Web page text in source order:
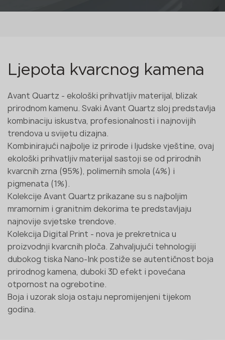
Ljepota kvarcnog kamena
Avant Quartz - ekološki prihvatljiv materijal, blizak
prirodnom kamenu. Svaki Avant Quartz sloj predstavlja
kombinaciju iskustva, profesionalnosti i najnovijih
trendova u svijetu dizajna.
Kombinirajući najbolje iz prirode i ljudske vještine, ovaj
ekološki prihvatljiv materijal sastoji se od prirodnih
kvarcnih zrna (95%), polimernih smola (4%) i
pigmenata (1%).
Kolekcije Avant Quartz prikazane su s najboljim
mramornim i granitnim dekorima te predstavljaju
najnovije svjetske trendove.
Kolekcija Digital Print - nova je prekretnica u
proizvodnji kvarcnih ploča. Zahvaljujući tehnologiji
dubokog tiska Nano-Ink postiže se autentičnost boja
prirodnog kamena, duboki 3D efekt i povećana
otpornost na ogrebotine.
Boja i uzorak sloja ostaju nepromijenjeni tijekom
godina.